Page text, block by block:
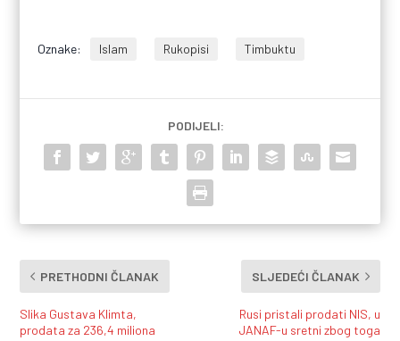
Oznake: Islam Rukopisi Timbuktu
PODIJELI:
PRETHODNI ČLANAK
Slika Gustava Klimta,
prodata za 236,4 miliona
SLJEDEĆI ČLANAK
Rusi pristali prodati NIS, u
JANAF-u sretni zbog toga